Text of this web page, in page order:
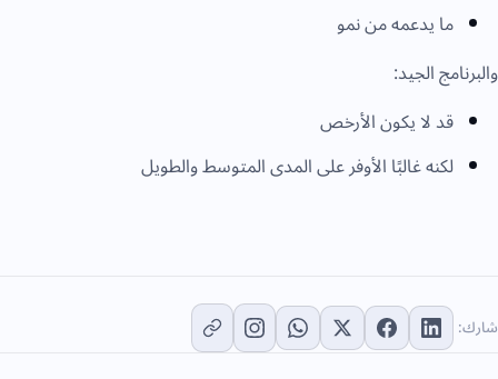
ما يدعمه من نمو
والبرنامج الجيد:
قد لا يكون الأرخص
لكنه غالبًا الأوفر على المدى المتوسط والطويل
شارك: